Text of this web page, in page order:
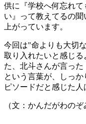
供に『学校へ何忘れて
い』って教えてるの
上がっています。
今回は"命よりも大切
取り入れたいと感じる
た、北斗さんが言った
という言葉が、しっ
ピソードだと感じた人
（文：かんだがわのぞ